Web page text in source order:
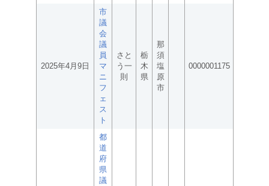
2025年4月9日
市
議
会
議
員
マ
ニ
フ
ェ
ス
ト
さと
う一
則
栃
木
県
那
須
塩
原
市
0000001175
都
道
府
県
議